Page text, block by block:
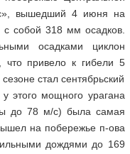
вышедший 4 июня на
собой 318 мм осадков.
осадками циклон
что привело к гибели 5
стал сентябрьский
этого мощного урагана
до 78 м/с) была самая
на побережье п-ова
дождями до 169